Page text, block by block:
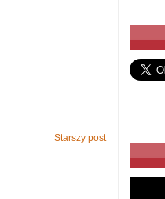
Starszy post